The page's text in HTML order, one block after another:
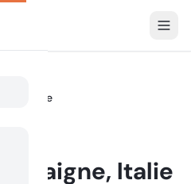
Italie
Italie